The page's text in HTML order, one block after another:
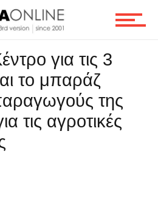
για τις 3
το μπαράζ
της
τις αγροτικές